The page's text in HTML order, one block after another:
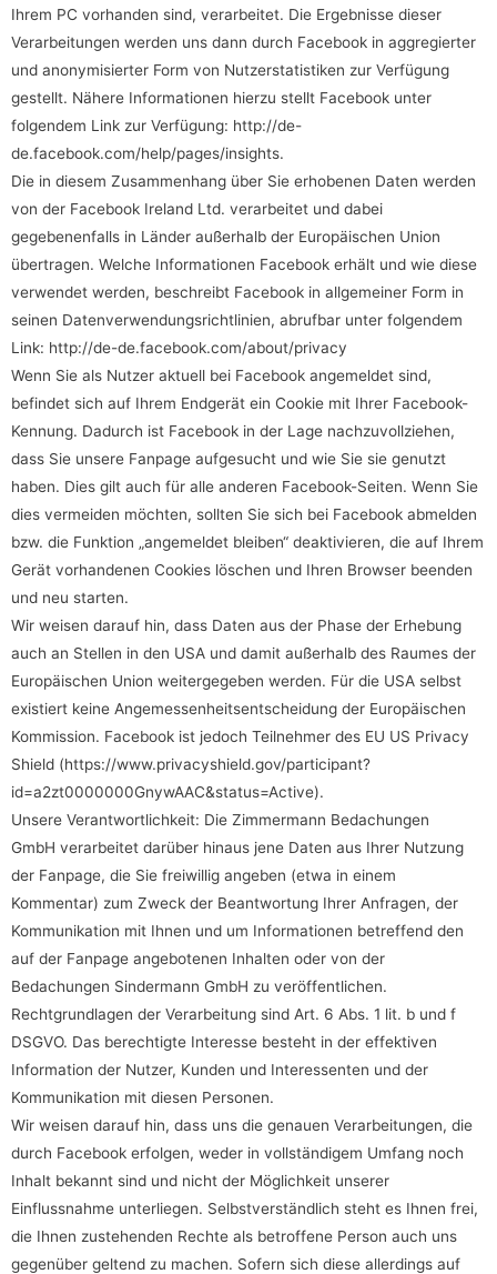
Ihrem PC vorhanden sind, verarbeitet. Die Ergebnisse dieser
Verarbeitungen werden uns dann durch Facebook in aggregierter
und anonymisierter Form von Nutzerstatistiken zur Verfügung
gestellt. Nähere Informationen hierzu stellt Facebook unter
folgendem Link zur Verfügung: http://de-
de.facebook.com/help/pages/insights.
Die in diesem Zusammenhang über Sie erhobenen Daten werden
von der Facebook Ireland Ltd. verarbeitet und dabei
gegebenenfalls in Länder außerhalb der Europäischen Union
übertragen. Welche Informationen Facebook erhält und wie diese
verwendet werden, beschreibt Facebook in allgemeiner Form in
seinen Datenverwendungsrichtlinien, abrufbar unter folgendem
Link: http://de-de.facebook.com/about/privacy
Wenn Sie als Nutzer aktuell bei Facebook angemeldet sind,
befindet sich auf Ihrem Endgerät ein Cookie mit Ihrer Facebook-
Kennung. Dadurch ist Facebook in der Lage nachzuvollziehen,
dass Sie unsere Fanpage aufgesucht und wie Sie sie genutzt
haben. Dies gilt auch für alle anderen Facebook-Seiten. Wenn Sie
dies vermeiden möchten, sollten Sie sich bei Facebook abmelden
bzw. die Funktion „angemeldet bleiben“ deaktivieren, die auf Ihrem
Gerät vorhandenen Cookies löschen und Ihren Browser beenden
und neu starten.
Wir weisen darauf hin, dass Daten aus der Phase der Erhebung
auch an Stellen in den USA und damit außerhalb des Raumes der
Europäischen Union weitergegeben werden. Für die USA selbst
existiert keine Angemessenheitsentscheidung der Europäischen
Kommission. Facebook ist jedoch Teilnehmer des EU US Privacy
Shield (https://www.privacyshield.gov/participant?
id=a2zt0000000GnywAAC&status=Active).
Unsere Verantwortlichkeit: Die Zimmermann Bedachungen
GmbH verarbeitet darüber hinaus jene Daten aus Ihrer Nutzung
der Fanpage, die Sie freiwillig angeben (etwa in einem
Kommentar) zum Zweck der Beantwortung Ihrer Anfragen, der
Kommunikation mit Ihnen und um Informationen betreffend den
auf der Fanpage angebotenen Inhalten oder von der
Bedachungen Sindermann GmbH zu veröffentlichen.
Rechtgrundlagen der Verarbeitung sind Art. 6 Abs. 1 lit. b und f
DSGVO. Das berechtigte Interesse besteht in der effektiven
Information der Nutzer, Kunden und Interessenten und der
Kommunikation mit diesen Personen.
Wir weisen darauf hin, dass uns die genauen Verarbeitungen, die
durch Facebook erfolgen, weder in vollständigem Umfang noch
Inhalt bekannt sind und nicht der Möglichkeit unserer
Einflussnahme unterliegen. Selbstverständlich steht es Ihnen frei,
die Ihnen zustehenden Rechte als betroffene Person auch uns
gegenüber geltend zu machen. Sofern sich diese allerdings auf